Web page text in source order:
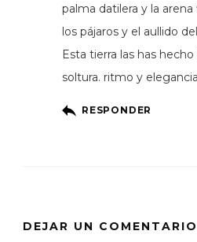
palma datilera y la
los pájaros y el aullido
Esta tierra las has
soltura. ritmo y
RESPONDER
DEJAR UN COMENTARIO